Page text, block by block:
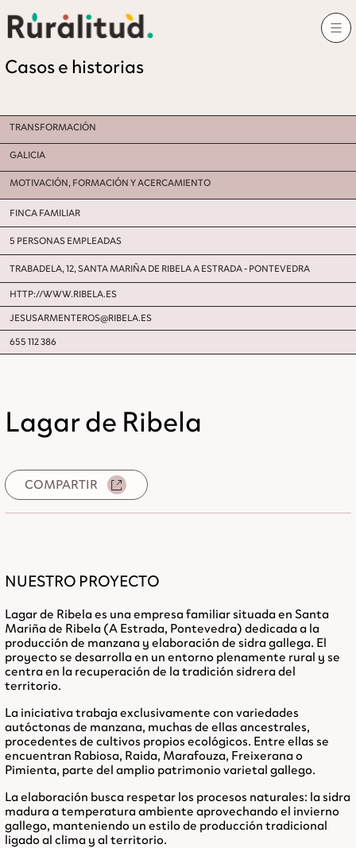
Casos e historias
TRANSFORMACIÓN
GALICIA
MOTIVACIÓN, FORMACIÓN Y ACERCAMIENTO
FINCA FAMILIAR
5 PERSONAS EMPLEADAS
TRABADELA, 12, SANTA MARIÑA DE RIBELA A ESTRADA - PONTEVEDRA
HTTP://WWW.RIBELA.ES
JESUSARMENTEROS@RIBELA.ES
655 112 386
Lagar de Ribela
COMPARTIR
NUESTRO PROYECTO
Lagar de Ribela es una empresa familiar situada en Santa
Mariña de Ribela (A Estrada, Pontevedra) dedicada a la
producción de manzana y elaboración de sidra gallega. El
proyecto se desarrolla en un entorno plenamente rural y se
centra en la recuperación de la tradición sidrera del
territorio.
La iniciativa trabaja exclusivamente con variedades
autóctonas de manzana, muchas de ellas ancestrales,
procedentes de cultivos propios ecológicos. Entre ellas se
encuentran Rabiosa, Raida, Marafouza, Freixerana o
Pimienta, parte del amplio patrimonio varietal gallego.
La elaboración busca respetar los procesos naturales: la sidra
madura a temperatura ambiente aprovechando el invierno
gallego, manteniendo un estilo de producción tradicional
ligado al clima y al territorio.